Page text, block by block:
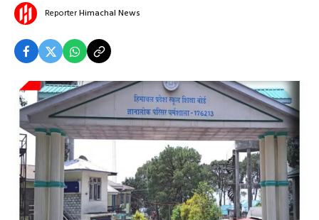
ReporterHimachal News